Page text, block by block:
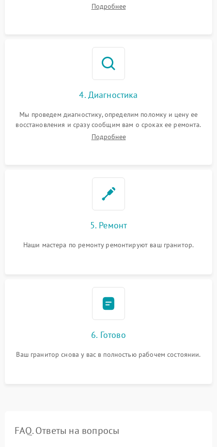
Подробнее
4. Диагностика
Мы проведем диагностику, определим поломку и цену ее
восстановления и сразу сообщим вам о сроках ее ремонта.
Подробнее
5. Ремонт
Наши мастера по ремонту ремонтируют ваш гранитор.
6. Готово
Ваш гранитор снова у вас в полностью рабочем состоянии.
FAQ. Ответы на вопросы